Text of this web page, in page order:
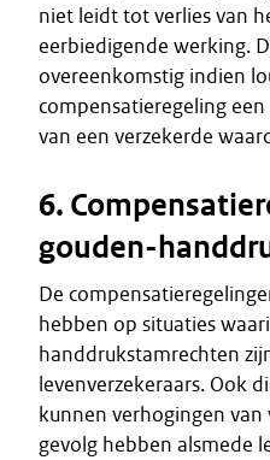
niet leidt tot verlies van
eerbiedigende werking.
overeenkomstig indien
compensatieregeling
van een verzekerde
6.
gouden-
De
hebben op situaties
handdrukstamrechten
levenverzekeraars. Ook
kunnen verhogingen
gevolg hebben alsmede